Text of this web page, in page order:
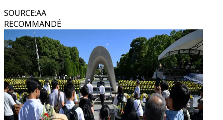
SOURCE:AA
RECOMMANDÉ